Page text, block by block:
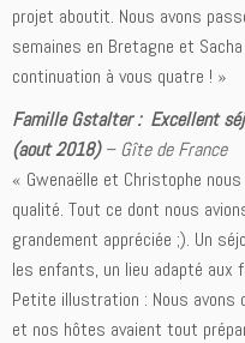
projet aboutit. Nous avons
semaines en Bretagne et
continuation à vous quatre ! »
Famille Gstalter : Excellent
(aout 2018)–Gîte de France
« Gwenaëlle et Christophe
qualité. Tout ce dont nous
grandement appréciée ;). Un
les enfants, un lieu adapté aux
Petite illustration : Nous avons
et nos hôtes avaient tout